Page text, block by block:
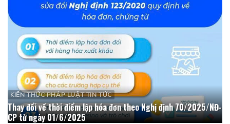
KIẾN THỨC PHÁP LUẬT TIN TỨC
Thay đổi về thời điểm lập hóa đơn theo Nghị định 70/2025/NĐ-
CP từ ngày 01/6/2025